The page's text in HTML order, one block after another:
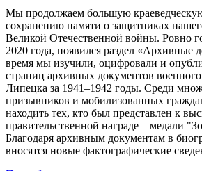
Мы продолжаем большую
сохранению памяти о защитниках
Великой Отечественной войны. Ровно
2020 года, появился раздел «Архивные
время мы изучили, оцифровали и
страниц архивных документов военного
Липецка за 1941–1942 годы. Среди
призывников и мобилизованных
находить тех, кто был представлен к
правительственной награде – медали
Благодаря архивным документам в
вносятся новые фактографические